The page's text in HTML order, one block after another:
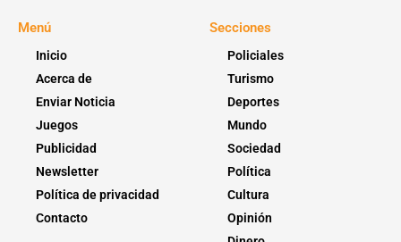
Menú
Inicio
Acerca de
Enviar Noticia
Juegos
Publicidad
Newsletter
Política de privacidad
Contacto
Secciones
Policiales
Turismo
Deportes
Mundo
Sociedad
Política
Cultura
Opinión